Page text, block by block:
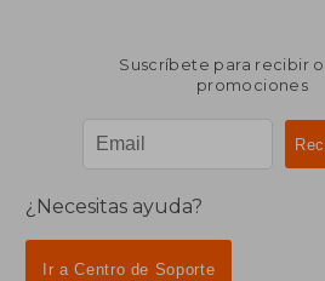
Suscríbete para recibir
promociones
¿Necesitas ayuda?
Ir a Centro de Soporte